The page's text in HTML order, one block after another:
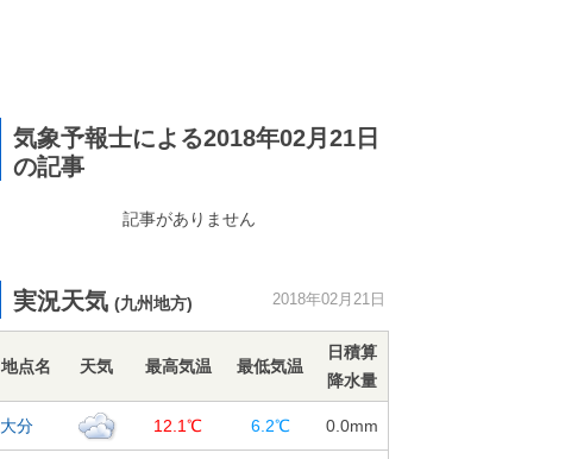
気象予報士による2018年02月21日
の記事
記事がありません
実況天気 (九州地方) 2018年02月21日
地点名 天気 最高気温 最低気温
日積算
降水量
大分 12.1℃ 6.2℃ 0.0mm